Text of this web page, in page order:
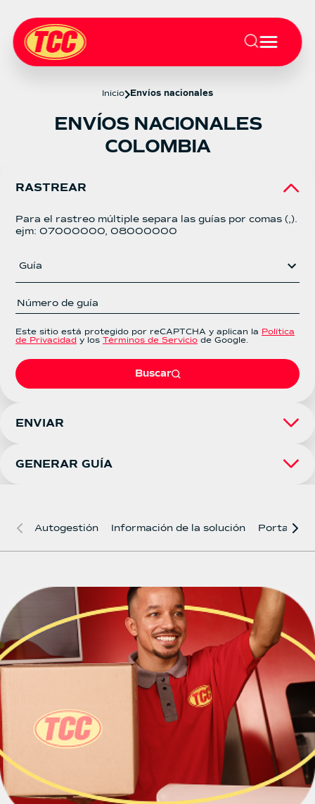
Inicio Envíos nacionales
ENVÍOS NACIONALES
COLOMBIA
RASTREAR
Para el rastreo múltiple separa las guías por comas (,).
ejm: 07000000, 08000000
Guía
Este sitio está protegido por reCAPTCHA y aplican la Política
de Privacidad y los Términos de Servicio de Google.
Buscar
ENVIAR
GENERAR GUÍA
Selecciona el tipo de envío
Documento y/o mercancía ≤ 5kg Mercancía > 5kg
Continuar
Autogestión Información de la solución Portafolio